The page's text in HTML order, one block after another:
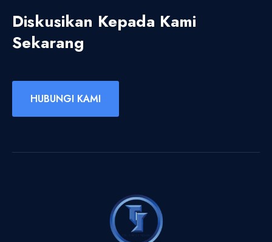
Diskusikan Kepada Kami
Sekarang
HUBUNGI KAMI